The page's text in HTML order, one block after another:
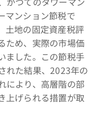
マンション節税で
土地の固定資産税評
ため、実際の市場価
ました。この節税手
れた結果、2023年の
により、高層階の部
上げられる措置が取